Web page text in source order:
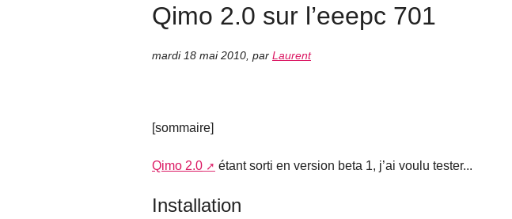
Qimo 2.0 sur l’eeepc 701
mardi 18 mai 2010 par Laurent
[sommaire]
Qimo 2.0 étant sorti en version beta 1, j’ai voulu tester...
Installation